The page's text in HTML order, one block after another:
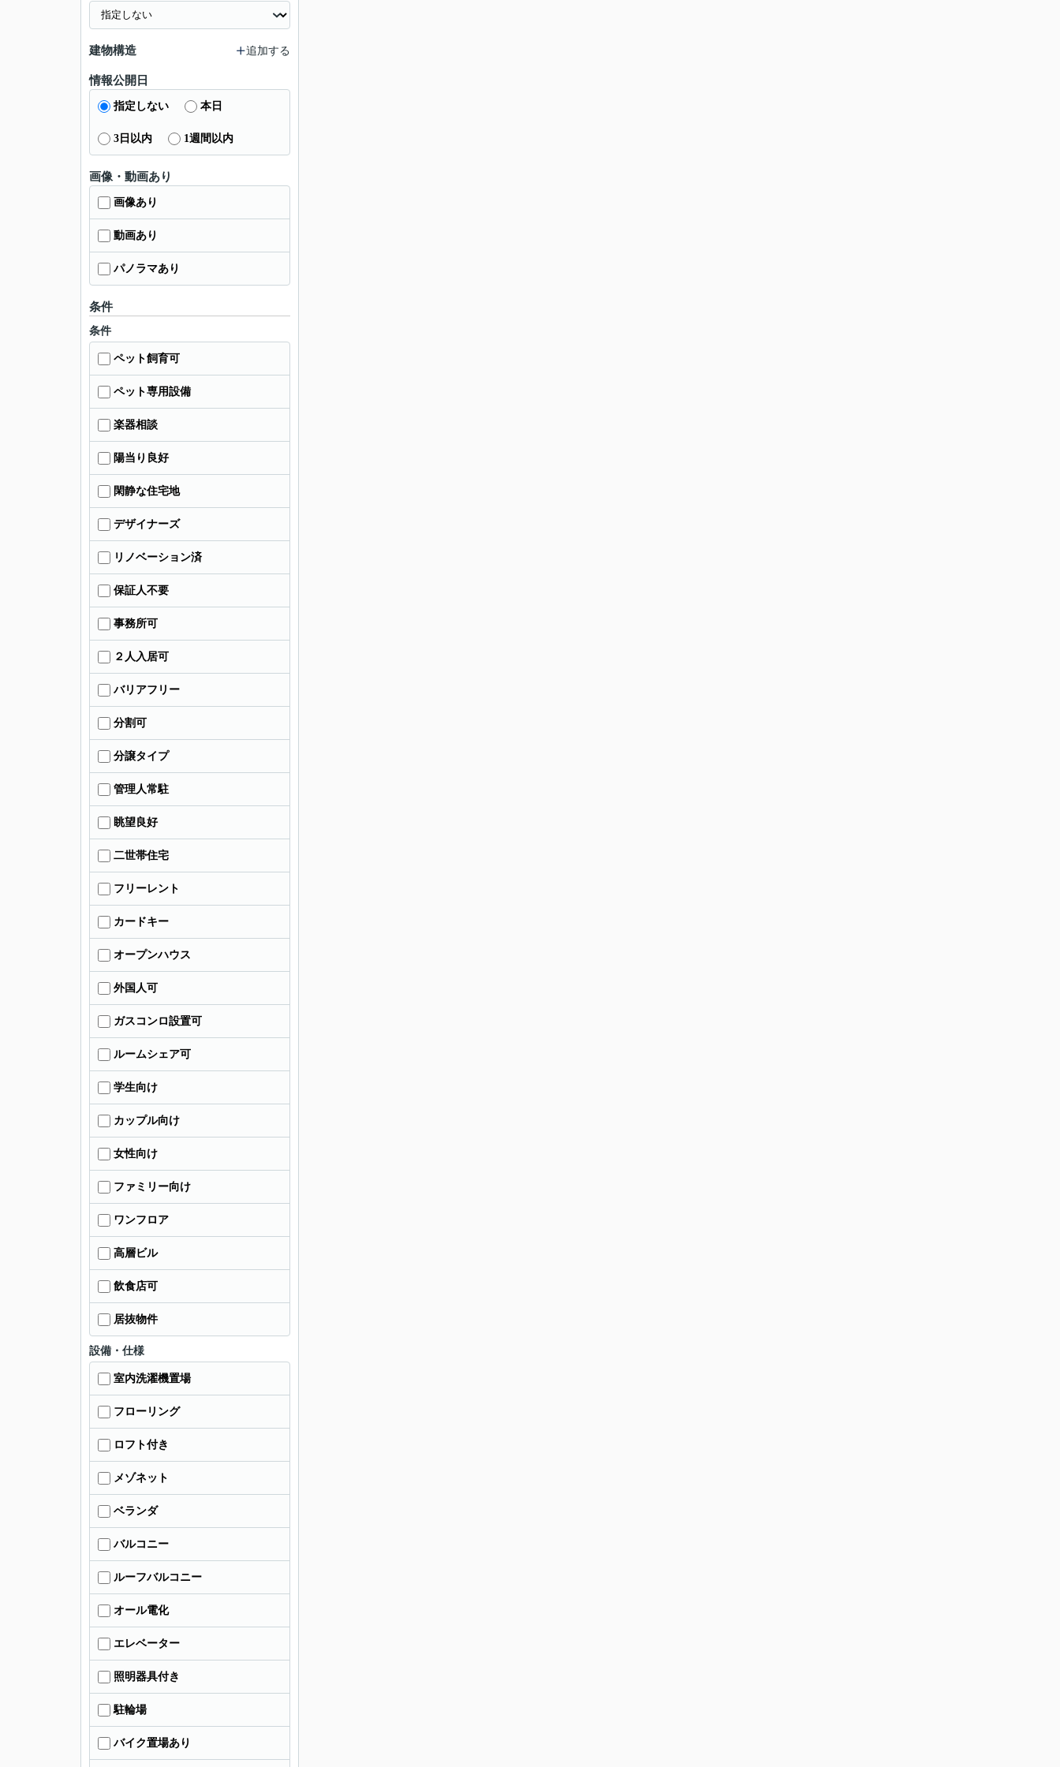
建物構造 追加する
情報公開日
指定しない 本日
3日以内 1週間以内
画像・動画あり
画像あり
動画あり
パノラマあり
条件
条件
ペット飼育可
ペット専用設備
楽器相談
陽当り良好
閑静な住宅地
デザイナーズ
リノベーション済
保証人不要
事務所可
２人入居可
バリアフリー
分割可
分譲タイプ
管理人常駐
眺望良好
二世帯住宅
フリーレント
カードキー
オープンハウス
外国人可
ガスコンロ設置可
ルームシェア可
学生向け
カップル向け
女性向け
ファミリー向け
ワンフロア
高層ビル
飲食店可
居抜物件
設備・仕様
室内洗濯機置場
フローリング
ロフト付き
メゾネット
ベランダ
バルコニー
ルーフバルコニー
オール電化
エレベーター
照明器具付き
駐輪場
バイク置場あり